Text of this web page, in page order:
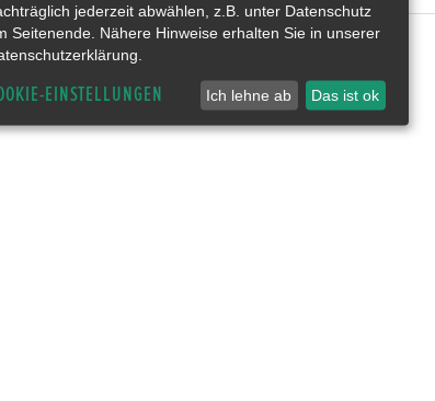
jederzeit abwählen, z.B. unter Datenschutz
Seitenende. Nähere Hinweise erhalten Sie in unserer
EINSTELLUNGEN Ich lehne ab Das ist ok